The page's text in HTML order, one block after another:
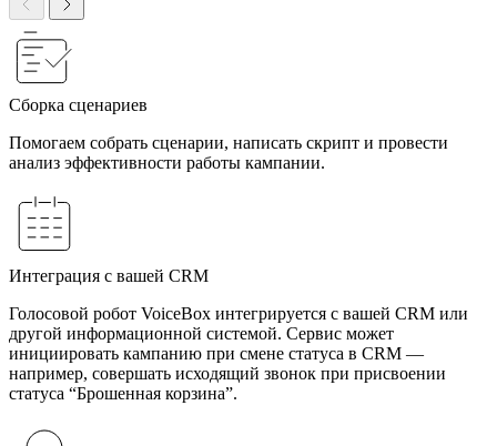
Сборка сценариев
Помогаем собрать сценарии, написать скрипт и провести
анализ эффективности работы кампании.
Интеграция с вашей CRM
Голосовой робот VoiceBox интегрируется с вашей CRM или
другой информационной системой. Сервис может
инициировать кампанию при смене статуса в CRM —
например, совершать исходящий звонок при присвоении
статуса “Брошенная корзина”.